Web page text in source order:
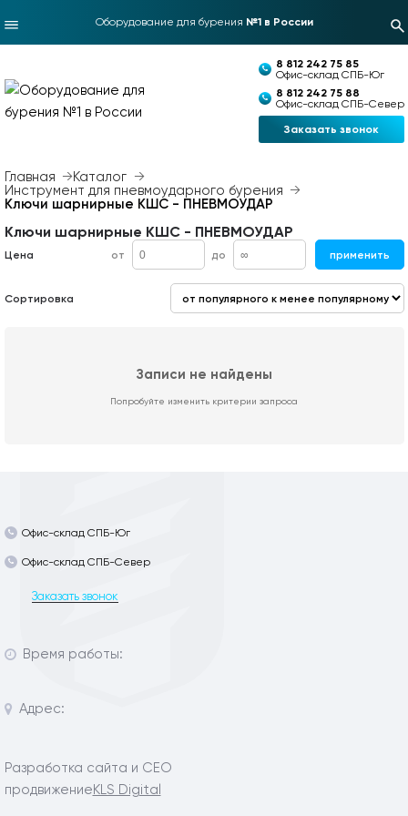
Оборудование для бурения №1 в России
8 812 242 75 85
Офис-склад СПБ-Юг
8 812 242 75 88
Офис-склад СПБ-Север
Заказать звонок
Главная
Каталог
Инструмент для пневмоударного бурения
Ключи шарнирные КШС - ПНЕВМОУДАР
Ключи шарнирные КШС - ПНЕВМОУДАР
Цена от до применить
Сортировка
Записи не найдены
Попробуйте изменить критерии запроса
Офис-склад СПБ-Юг
Офис-склад СПБ-Север
Заказать звонок
Время работы:
Адрес:
Разработка сайта и СЕО
продвижениеKLS Digital